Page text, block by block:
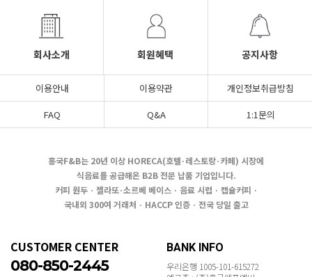
회사소개 회원혜택 공지사항
이용안내 이용약관
개인정보취급방침
FAQ
Q&A 1:1문의
흥국F&B는 20년 이상 HORECA(호텔·레스토랑·카페) 시장에
식음료를 공급해온 B2B 전문 납품 기업입니다.
커피 원두 · 젤라또·소르베 베이스 · 음료 시럽 · 캡슐커피 ·
국내외 300여 거래처 · HACCP 인증 · 전국 당일 출고
CUSTOMER CENTER
080-850-2445
BANK INFO
우리은행 1005-101-615272